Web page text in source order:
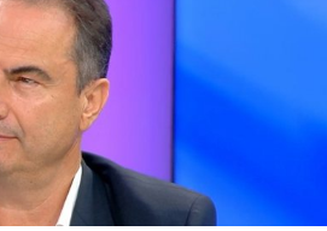
dashuren
m*t,
del